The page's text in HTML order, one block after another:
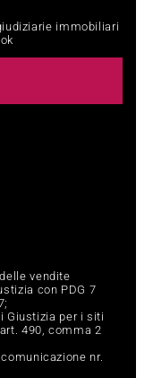
immobiliari
vendite
con PDG 7
Giustizia per i siti
490, comma 2
nr.